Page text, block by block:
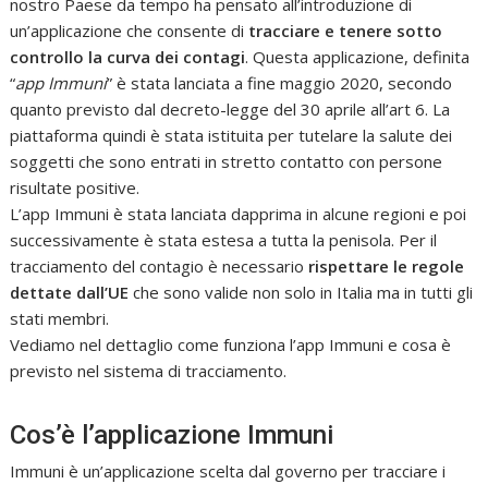
un’applicazione che consente di tracciare e tenere sotto
controllo la curva dei contagi. Questa applicazione, definita
“app Immuni” è stata lanciata a fine maggio 2020, secondo
quanto previsto dal decreto-legge del 30 aprile all’art 6. La
piattaforma quindi è stata istituita per tutelare la salute dei
soggetti che sono entrati in stretto contatto con persone
risultate positive.
L’app Immuni è stata lanciata dapprima in alcune regioni e poi
successivamente è stata estesa a tutta la penisola. Per il
tracciamento del contagio è necessario rispettare le regole
dettate dall’UE che sono valide non solo in Italia ma in tutti gli
stati membri.
Vediamo nel dettaglio come funziona l’app Immuni e cosa è
previsto nel sistema di tracciamento.
Cos’è l’applicazione Immuni
Immuni è un’applicazione scelta dal governo per tracciare i